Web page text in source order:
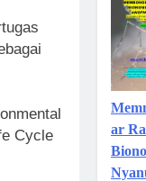
Cycle
ar